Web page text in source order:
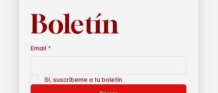
Boletín
Email *
Sí, suscríbeme a tu boletín.